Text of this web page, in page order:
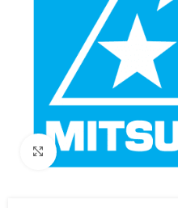
Click to enlarge